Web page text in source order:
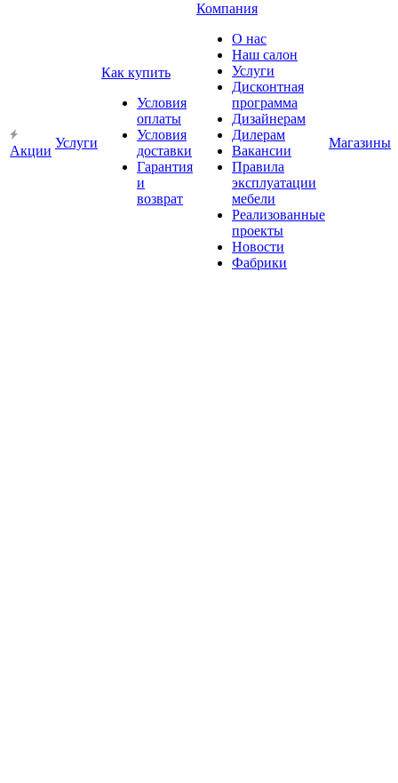
Акции
Услуги
Как купить
Условия
оплаты
Условия
доставки
Гарантия
и
возврат
Компания
О нас
Наш салон
Услуги
Дисконтная
программа
Дизайнерам
Дилерам
Вакансии
Правила
эксплуатации
мебели
Реализованные
проекты
Новости
Фабрики
Магазины